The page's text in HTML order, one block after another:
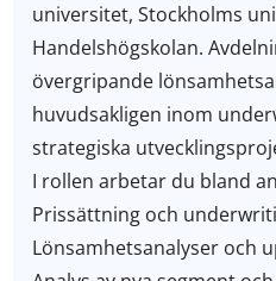
universitet, Stockholms
Handelshögskolan.
övergripande
huvudsakligen inom
strategiska
I rollen arbetar du bland
Prissättning och
Lönsamhetsanalyser och